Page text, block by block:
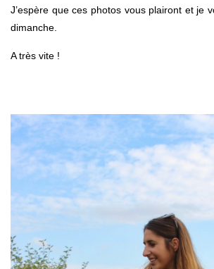
J’espère que ces photos vous plairont et je
dimanche.
A très vite !